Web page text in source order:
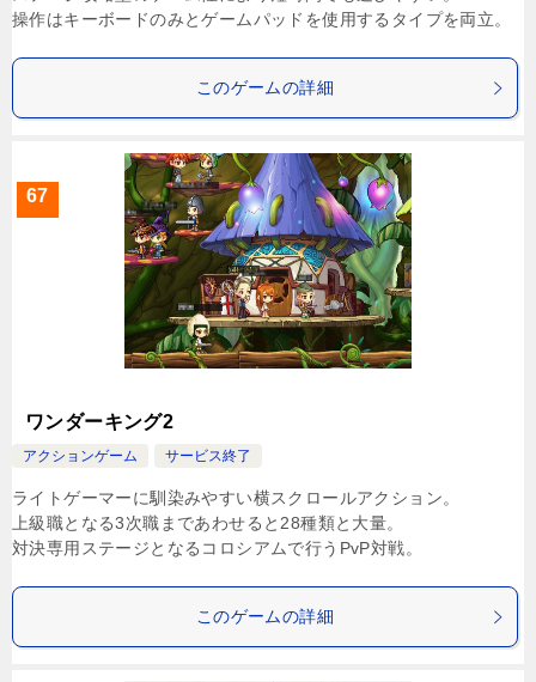
操作はキーボードのみとゲームパッドを使用するタイプを両立。
このゲームの詳細
67
ワンダーキング2
アクションゲーム サービス終了
ライトゲーマーに馴染みやすい横スクロールアクション。
上級職となる3次職まであわせると28種類と大量。
対決専用ステージとなるコロシアムで行うPvP対戦。
このゲームの詳細